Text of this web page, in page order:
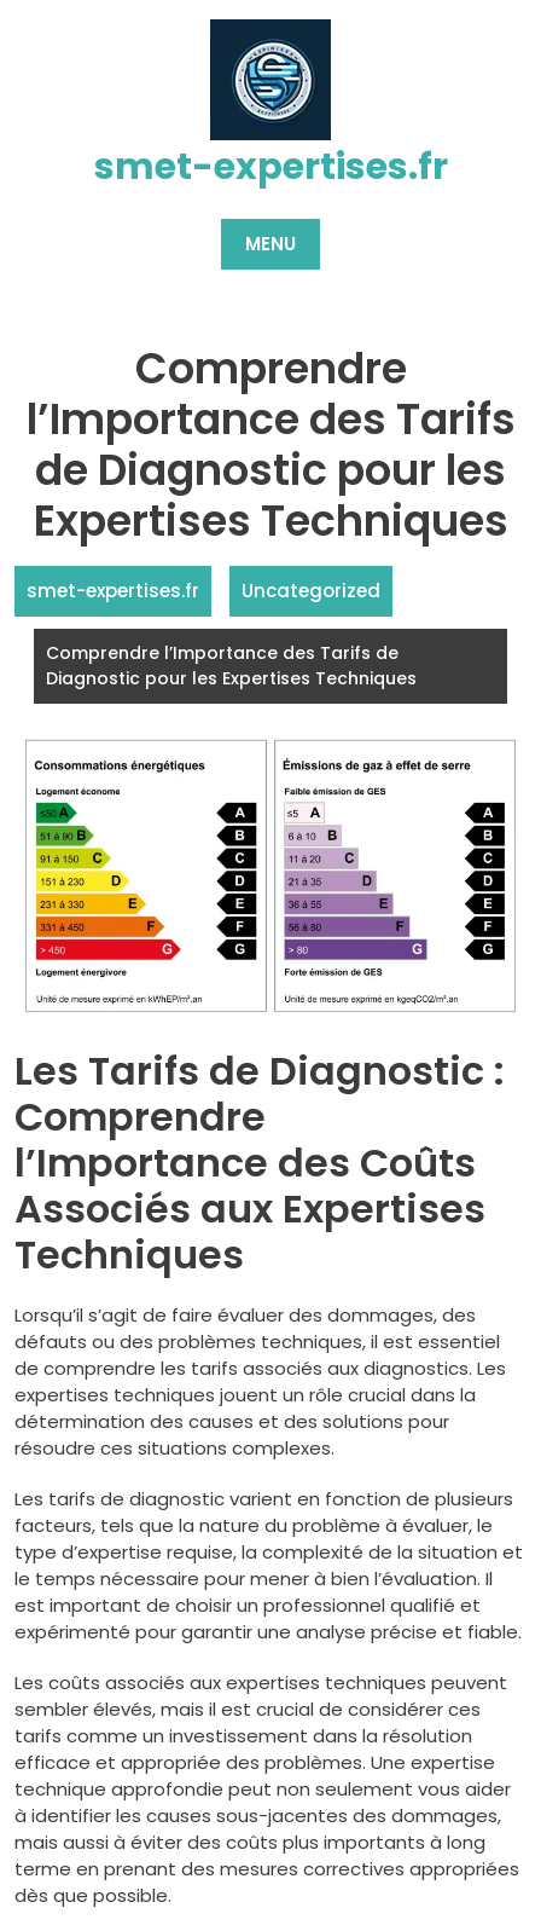
smet-expertises.fr
MENU
Comprendre
l’Importance des Tarifs
de Diagnostic pour les
Expertises Techniques
smet-expertises.fr Uncategorized
Comprendre l’Importance des Tarifs de
Diagnostic pour les Expertises Techniques
Les Tarifs de Diagnostic :
Comprendre
l’Importance des Coûts
Associés aux Expertises
Techniques
Lorsqu’il s’agit de faire évaluer des dommages, des
défauts ou des problèmes techniques, il est essentiel
de comprendre les tarifs associés aux diagnostics. Les
expertises techniques jouent un rôle crucial dans la
détermination des causes et des solutions pour
résoudre ces situations complexes.
Les tarifs de diagnostic varient en fonction de plusieurs
facteurs, tels que la nature du problème à évaluer, le
type d’expertise requise, la complexité de la situation et
le temps nécessaire pour mener à bien l’évaluation. Il
est important de choisir un professionnel qualifié et
expérimenté pour garantir une analyse précise et fiable.
Les coûts associés aux expertises techniques peuvent
sembler élevés, mais il est crucial de considérer ces
tarifs comme un investissement dans la résolution
efficace et appropriée des problèmes. Une expertise
technique approfondie peut non seulement vous aider
à identifier les causes sous-jacentes des dommages,
mais aussi à éviter des coûts plus importants à long
terme en prenant des mesures correctives appropriées
dès que possible.